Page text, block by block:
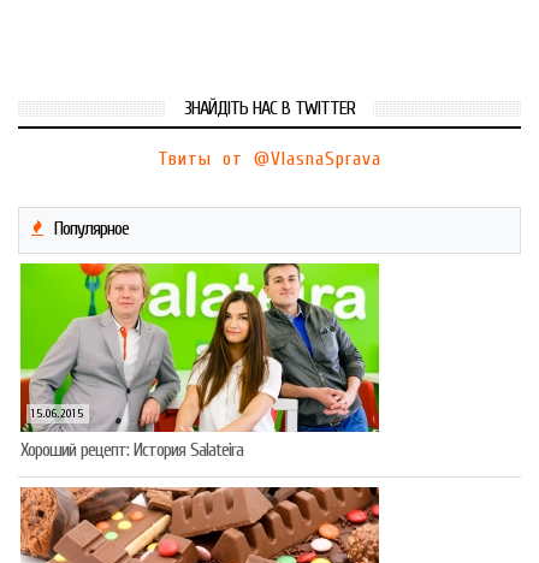
ЗНАЙДІТЬ НАС В TWITTER
Твиты от @VlasnaSprava
Популярное
15.06.2015
Хороший рецепт: История Salateira